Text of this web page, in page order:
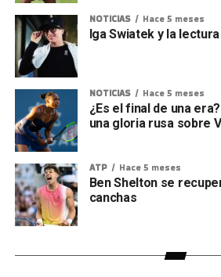
NOTICIAS Hace 5 meses
Iga Swiatek y la lectura
NOTICIAS Hace 5 meses
¿Es el final de una
una gloria rusa sobre
ATP Hace 5 meses
Ben Shelton se
canchas